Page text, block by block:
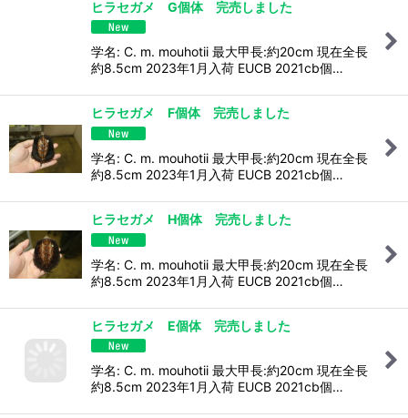
ヒラセガメ G個体 完売しました
学名: C. m. mouhotii 最大甲長:約20cm 現在全長
約8.5cm 2023年1月入荷 EUCB 2021cb個…
ヒラセガメ F個体 完売しました
学名: C. m. mouhotii 最大甲長:約20cm 現在全長
約8.5cm 2023年1月入荷 EUCB 2021cb個…
ヒラセガメ H個体 完売しました
学名: C. m. mouhotii 最大甲長:約20cm 現在全長
約8.5cm 2023年1月入荷 EUCB 2021cb個…
ヒラセガメ E個体 完売しました
学名: C. m. mouhotii 最大甲長:約20cm 現在全長
約8.5cm 2023年1月入荷 EUCB 2021cb個…